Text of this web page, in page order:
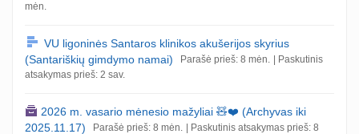
mėn.
VU ligoninės Santaros klinikos akušerijos skyrius
(Santariškių gimdymo namai) Parašė prieš: 8 mėn. | Paskutinis
atsakymas prieš: 2 sav.
2026 m. vasario mėnesio mažyliai 🧸❤️ (Archyvas iki
2025.11.17) Parašė prieš: 8 mėn. | Paskutinis atsakymas prieš: 8